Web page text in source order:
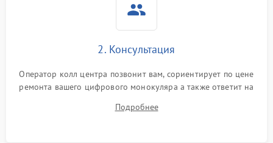
2000 ₽
Проблемы с заземлением 1000 ₽
Повреждение печатной
платы
2. Консультация
Оператор колл центра позвонит вам, сориентирует по цене
ремонта вашего цифрового монокуляра а также ответит на
Подробнее